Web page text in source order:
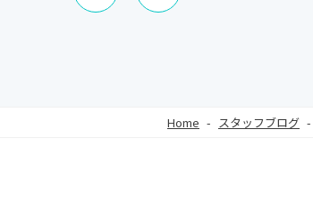
Home - スタッフブログ -